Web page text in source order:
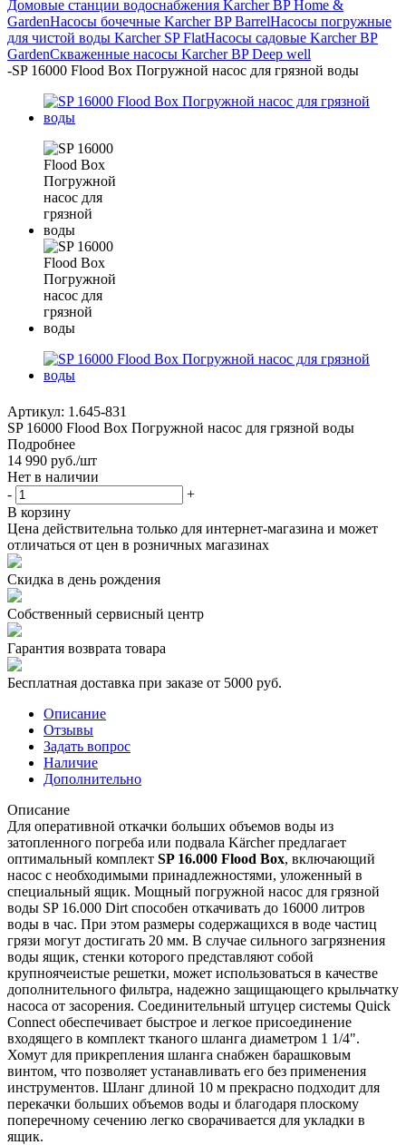
Домовые станции водоснабжения Karcher BP Home &
GardenНасосы бочечные Karcher BP BarrelНасосы погружные
для чистой воды Karcher SP FlatНасосы садовые Karcher BP
GardenСкваженные насосы Karcher BP Deep well
-SP 16000 Flood Box Погружной насос для грязной воды
Артикул: 1.645-831
SP 16000 Flood Box Погружной насос для грязной воды
Подробнее
14 990 руб./шт
Нет в наличии
-
+
В корзину
Цена действительна только для интернет-магазина и может
отличаться от цен в розничных магазинах
Скидка в день рождения
Собственный сервисный центр
Гарантия возврата товара
Бесплатная доставка при заказе от 5000 руб.
Описание
Отзывы
Задать вопрос
Наличие
Дополнительно
Описание
Для оперативной откачки больших объемов воды из
затопленного погреба или подвала Kärcher предлагает
оптимальный комплект SP 16.000 Flood Box, включающий
насос с необходимыми принадлежностями, уложенный в
специальный ящик. Мощный погружной насос для грязной
воды SP 16.000 Dirt способен откачивать до 16000 литров
воды в час. При этом размеры содержащихся в воде частиц
грязи могут достигать 20 мм. В случае сильного загрязнения
воды ящик, стенки которого представляют собой
крупноячеистые решетки, может использоваться в качестве
дополнительного фильтра, надежно защищающего крыльчатку
насоса от засорения. Соединительный штуцер системы Quick
Connect обеспечивает быстрое и легкое присоединение
входящего в комплект тканого шланга диаметром 1 1/4".
Хомут для прикрепления шланга снабжен барашковым
винтом, что позволяет устанавливать его без применения
инструментов. Шланг длиной 10 м прекрасно подходит для
перекачки больших объемов воды и благодаря плоскому
поперечному сечению легко сворачивается для укладки в
ящик.